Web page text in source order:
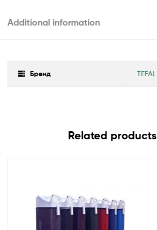
Additional information
Бренд TEFAL
Related products